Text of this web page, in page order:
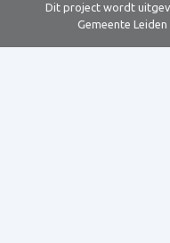
Dit project wordt
Gemeente